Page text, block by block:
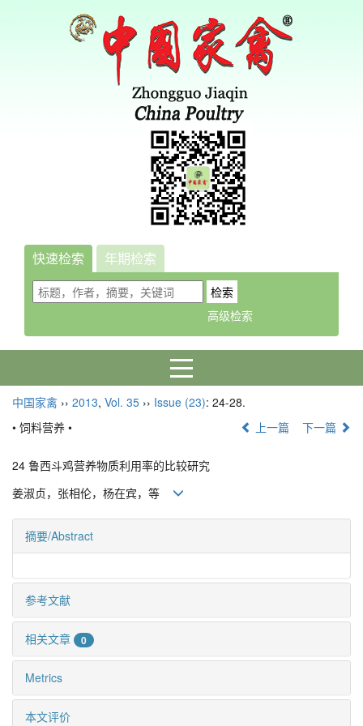
快速检索 年期检索
中国家禽 ›› 2013, Vol. 35 ›› Issue (23): 24-28.
• 饲料营养 •
上一篇 下一篇
24 鲁西斗鸡营养物质利用率的比较研究
姜淑贞，张相伦，杨在宾，等
摘要/Abstract
参考文献
相关文章 0
Metrics
本文评价